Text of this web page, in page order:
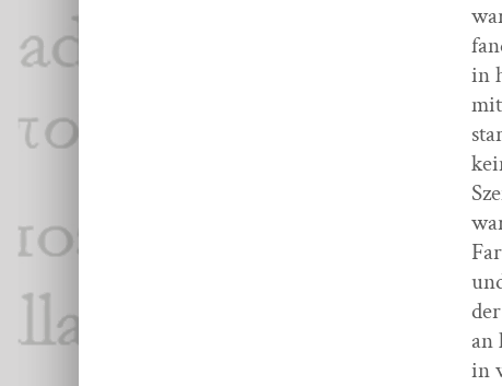
in
an
in